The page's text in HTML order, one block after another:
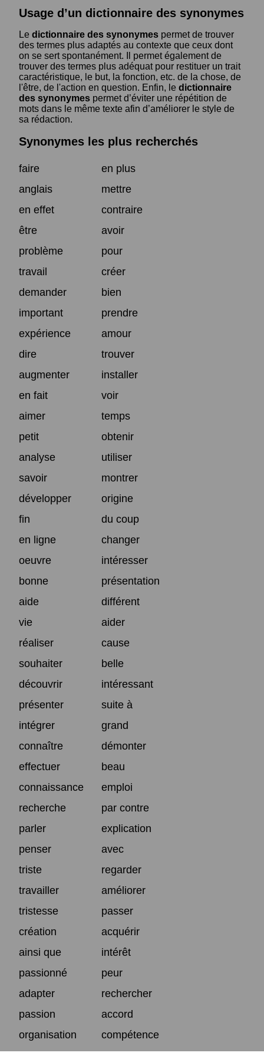
Usage d’un dictionnaire des synonymes
Le dictionnaire des synonymes permet de trouver
des termes plus adaptés au contexte que ceux dont
on se sert spontanément. Il permet également de
trouver des termes plus adéquat pour restituer un trait
caractéristique, le but, la fonction, etc. de la chose, de
l'être, de l'action en question. Enfin, le dictionnaire
des synonymes permet d’éviter une répétition de
mots dans le même texte afin d’améliorer le style de
sa rédaction.
Synonymes les plus recherchés
faire
en plus
anglais
mettre
en effet
contraire
être
avoir
problème
pour
travail
créer
demander
bien
important
prendre
expérience
amour
dire
trouver
augmenter
installer
en fait
voir
aimer
temps
petit
obtenir
analyse
utiliser
savoir
montrer
développer
origine
fin
du coup
en ligne
changer
oeuvre
intéresser
bonne
présentation
aide
différent
vie
aider
réaliser
cause
souhaiter
belle
découvrir
intéressant
présenter
suite à
intégrer
grand
connaître
démonter
effectuer
beau
connaissance
emploi
recherche
par contre
parler
explication
penser
avec
triste
regarder
travailler
améliorer
tristesse
passer
création
acquérir
ainsi que
intérêt
passionné
peur
adapter
rechercher
passion
accord
organisation
compétence